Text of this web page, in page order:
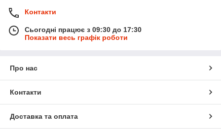
Контакти
Сьогодні працює з 09:30 до 17:30
Показати весь графік роботи
Про нас
Контакти
Доставка та оплата